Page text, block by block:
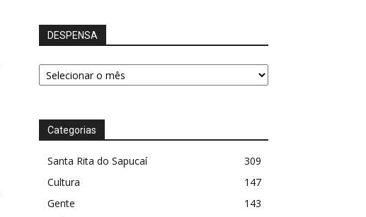
DESPENSA
DESPENSA
Categorias
Santa Rita do Sapucaí
309
Cultura
147
Gente
143